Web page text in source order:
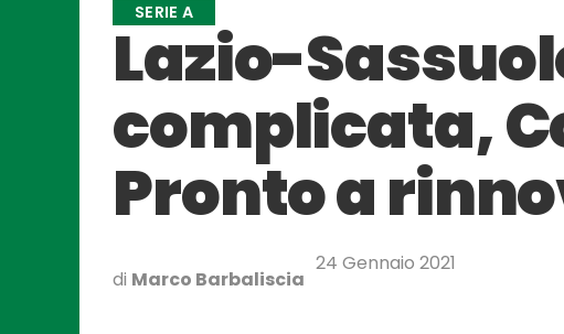
SERIE A
Lazio-
complicata,
Pronto a
di Marco Barbaliscia
24 Gennaio 2021